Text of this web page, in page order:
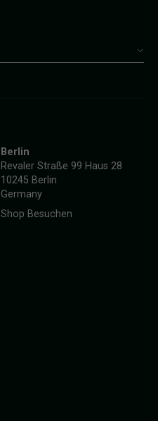
Berlin
Revaler Straße 99 Haus 28
10245 Berlin
Germany
Shop Besuchen